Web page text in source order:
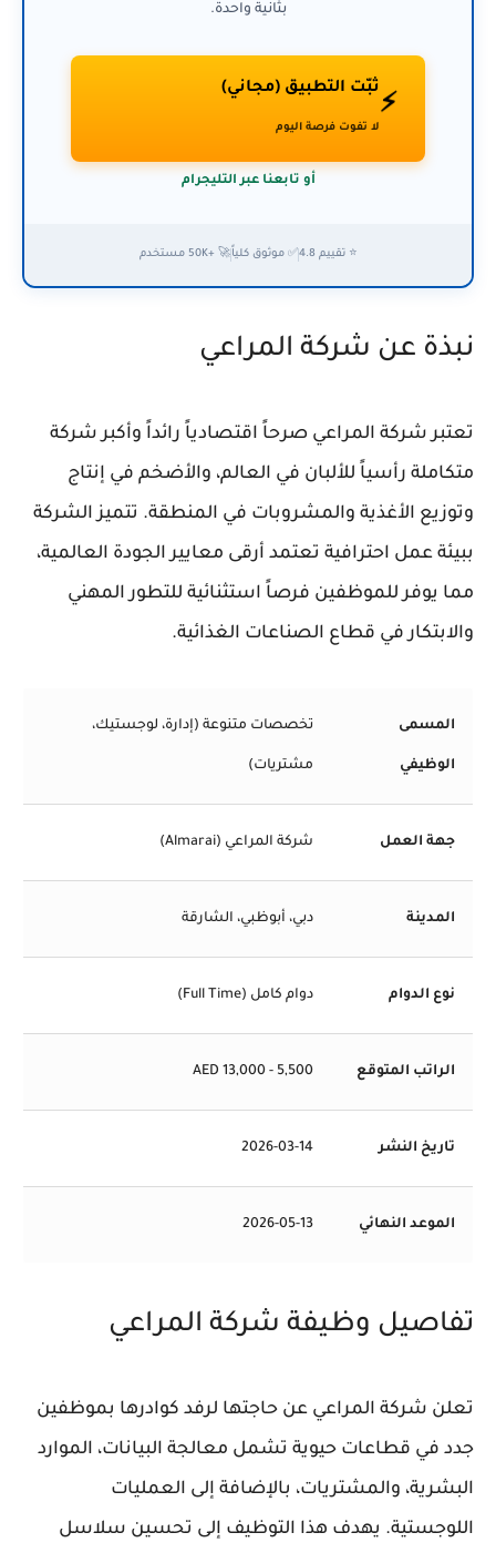
بثانية واحدة.
⚡
ثبّت التطبيق (مجاني)
لا تفوت فرصة اليوم
أو تابعنا عبر التليجرام
⭐ تقييم 4.8 ✅ موثوق كلياً 🚀 +50K مستخدم
نبذة عن شركة المراعي
تعتبر شركة المراعي صرحاً اقتصادياً رائداً وأكبر شركة
متكاملة رأسياً للألبان في العالم، والأضخم في إنتاج
وتوزيع الأغذية والمشروبات في المنطقة. تتميز الشركة
ببيئة عمل احترافية تعتمد أرقى معايير الجودة العالمية،
مما يوفر للموظفين فرصاً استثنائية للتطور المهني
والابتكار في قطاع الصناعات الغذائية.
المسمى
الوظيفي
تخصصات متنوعة (إدارة، لوجستيك،
مشتريات)
جهة العمل شركة المراعي (Almarai)
المدينة دبي، أبوظبي، الشارقة
نوع الدوام دوام كامل (Full Time)
الراتب المتوقع 5,500 - 13,000 AED
تاريخ النشر 2026-03-14
الموعد النهائي 2026-05-13
تفاصيل وظيفة شركة المراعي
تعلن شركة المراعي عن حاجتها لرفد كوادرها بموظفين
جدد في قطاعات حيوية تشمل معالجة البيانات، الموارد
البشرية، والمشتريات، بالإضافة إلى العمليات
اللوجستية. يهدف هذا التوظيف إلى تحسين سلاسل